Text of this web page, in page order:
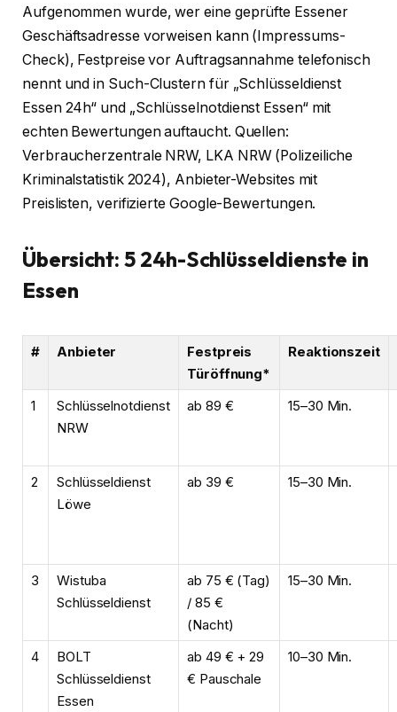
Aufgenommen wurde, wer eine geprüfte Essener
Geschäftsadresse vorweisen kann (Impressums-
Check), Festpreise vor Auftragsannahme telefonisch
nennt und in Such-Clustern für „Schlüsseldienst
Essen 24h“ und „Schlüsselnotdienst Essen“ mit
echten Bewertungen auftaucht. Quellen:
Verbraucherzentrale NRW, LKA NRW (Polizeiliche
Kriminalstatistik 2024), Anbieter-Websites mit
Preislisten, verifizierte Google-Bewertungen.
Übersicht: 5 24h-Schlüsseldienste in
Essen
# Anbieter
Festpreis
Türöffnung*
Reaktionszeit
1
Schlüsselnotdienst
NRW
ab 89 € 15–30 Min.
2
Schlüsseldienst
Löwe
ab 39 € 15–30 Min.
3
Wistuba
Schlüsseldienst
ab 75 € (Tag)
/ 85 €
(Nacht)
15–30 Min.
4
BOLT
Schlüsseldienst
Essen
ab 49 € + 29
€ Pauschale
10–30 Min.